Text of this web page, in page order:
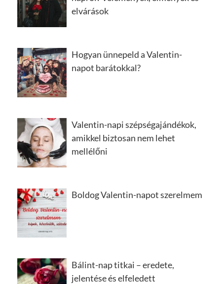
elvárások
Hogyan ünnepeld a Valentin-
napot barátokkal?
Valentin-napi szépségajándékok,
amikkel biztosan nem lehet
mellélőni
Boldog Valentin-napot szerelmem
Bálint-nap titkai – eredete,
jelentése és elfeledett